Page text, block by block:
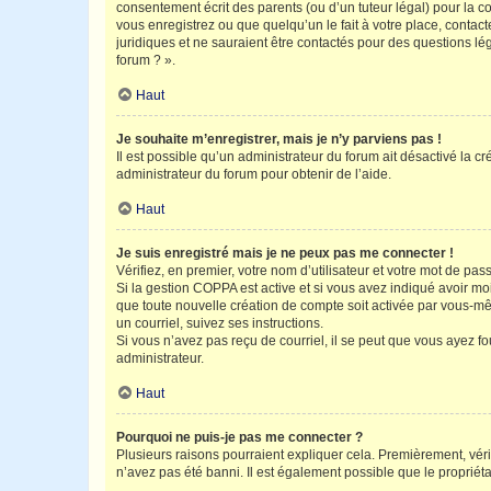
consentement écrit des parents (ou d’un tuteur légal) pour la
vous enregistrez ou que quelqu’un le fait à votre place,
juridiques et ne sauraient être contactés pour des questions
forum ? ».
Haut
Je souhaite m’enregistrer, mais je n’y parviens pas !
Il est possible qu’un administrateur du forum ait désactivé la
administrateur du forum pour obtenir de l’aide.
Haut
Je suis enregistré mais je ne peux pas me connecter !
Vérifiez, en premier, votre nom d’utilisateur et votre mot de
Si la gestion COPPA est active et si vous avez indiqué avoir
que toute nouvelle création de compte soit activée par vous-
un courriel, suivez ses instructions.
Si vous n’avez pas reçu de courriel, il se peut que vous ayez
administrateur.
Haut
Pourquoi ne puis-je pas me connecter ?
Plusieurs raisons pourraient expliquer cela. Premièrement,
n’avez pas été banni. Il est également possible que le